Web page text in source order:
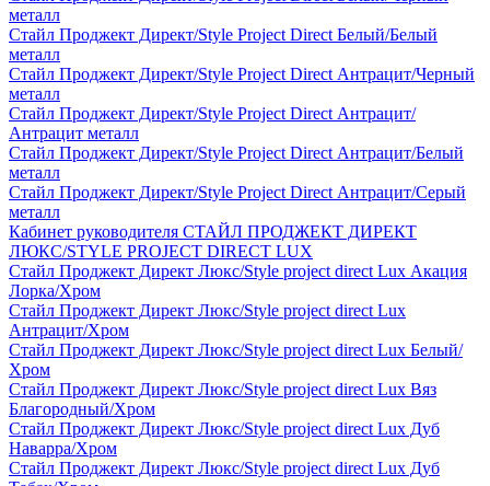
металл
Стайл Проджект Директ/Style Project Direct Белый/Белый
металл
Стайл Проджект Директ/Style Project Direct Антрацит/Черный
металл
Стайл Проджект Директ/Style Project Direct Антрацит/
Антрацит металл
Стайл Проджект Директ/Style Project Direct Антрацит/Белый
металл
Стайл Проджект Директ/Style Project Direct Антрацит/Серый
металл
Кабинет руководителя СТАЙЛ ПРОДЖЕКТ ДИРЕКТ
ЛЮКС/STYLE PROJECT DIRECT LUX
Стайл Проджект Директ Люкс/Style project direct Lux Акация
Лорка/Хром
Стайл Проджект Директ Люкс/Style project direct Lux
Антрацит/Хром
Стайл Проджект Директ Люкс/Style project direct Lux Белый/
Хром
Стайл Проджект Директ Люкс/Style project direct Lux Вяз
Благородный/Хром
Стайл Проджект Директ Люкс/Style project direct Lux Дуб
Наварра/Хром
Стайл Проджект Директ Люкс/Style project direct Lux Дуб